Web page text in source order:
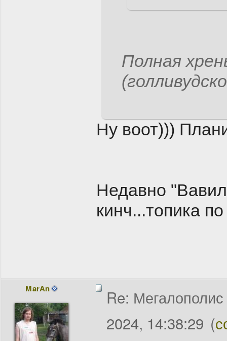
Полная
Ну воот)))
Недавно
кинч...топика
MarAn
Re:
2024, 14:38:29 (